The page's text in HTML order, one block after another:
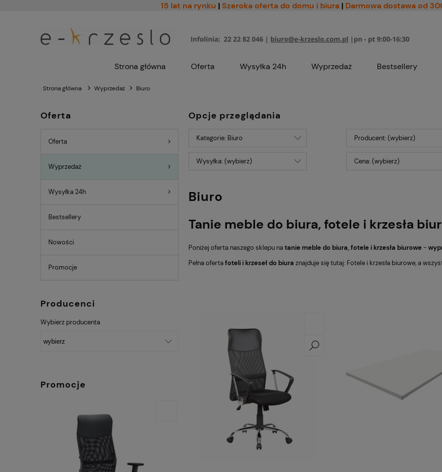
15 lat na rynku | Szeroka oferta do domu i biura | Darmowa dostawa od
Strona główna Oferta Wysyłka 24h Wyprzedaż Bestsellery
Strona główna Wyprzedaż Biuro
Oferta
Oferta
Wyprzedaż
Wysyłka 24h
Bestsellery
Nowości
Promocje
Producenci
Wybierz producenta
Promocje
Opcje przeglądania
Kategorie: Biuro Producent: (wybierz)
Wysyłka: (wybierz) Cena: (wybierz)
Biuro
Tanie meble do biura, fotele i krzesła
Poniżej oferta naszego sklepu natanie meble do biura, fotele i krzesła biurowe-
Pełna ofertafoteli i krzeseł do biura znajduje się tutaj: Fotele i krzesła biurowe, a